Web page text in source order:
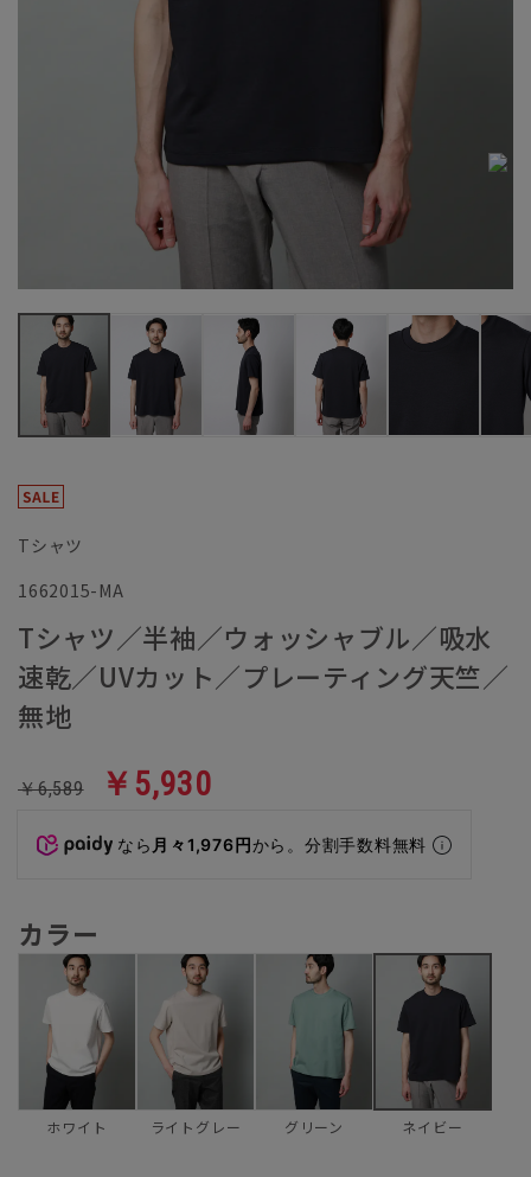
Tシャツ
1662015-MA
Tシャツ／半袖／ウォッシャブル／吸水
速乾／UVカット／プレーティング天竺／
無地
￥6,589 ￥5,930
なら 月々1,976円から。分割手数料無料
カラー
ホワイト ライトグレー グリーン ネイビー